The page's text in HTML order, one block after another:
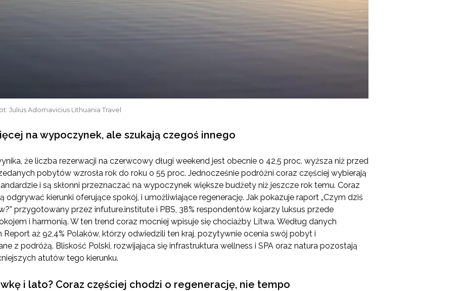
Julius Adomavicius Lithuania Travel
na wypoczynek, ale szukają czegoś innego
że liczba rezerwacji na czerwcowy długi weekend jest obecnie o 42,5 proc. wyższa niż przed
pobytów wzrosła rok do roku o 55 proc. Jednocześnie podróżni coraz częściej wybierają
i są skłonni przeznaczać na wypoczynek większe budżety niż jeszcze rok temu. Coraz
odgrywać kierunki oferujące spokój, i umożliwiające regenerację. Jak pokazuje raport „Czym dziś
przygotowany przez infuture.institute i PBS, 38% respondentów kojarzy luksus przede
i harmonią. W ten trend coraz mocniej wpisuje się chociażby Litwa. Według danych
Report aż 92,4% Polaków, którzy odwiedzili ten kraj, pozytywnie ocenia swój pobyt i
z podróżą. Bliskość Polski, rozwijająca się infrastruktura wellness i SPA oraz natura pozostają
atutów tego kierunku.
i lato? Coraz częściej chodzi o regenerację, nie tempo